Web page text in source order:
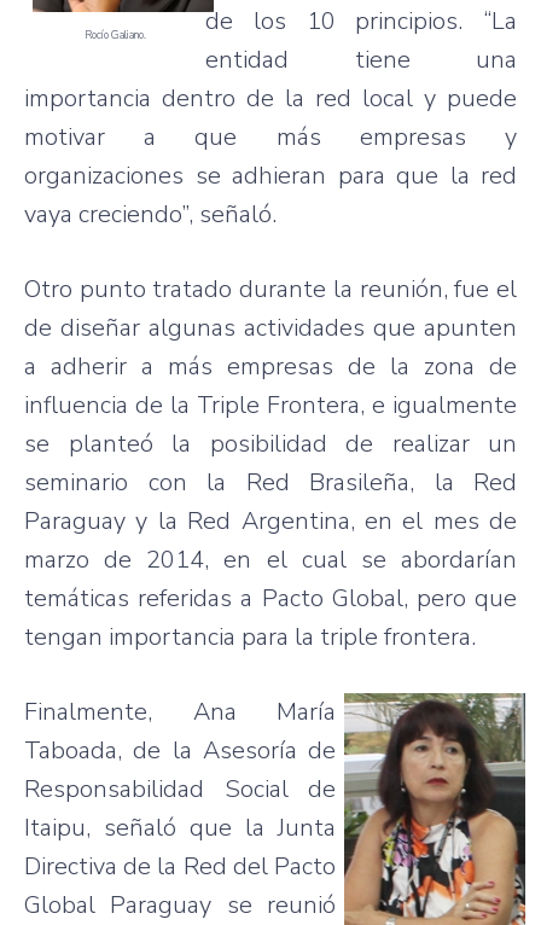
Rocío Galiano.
de los 10 principios. “La
entidad tiene una
importancia dentro de la red local y puede
motivar a que más empresas y
organizaciones se adhieran para que la red
vaya creciendo”, señaló.
Otro punto tratado durante la reunión, fue el
de diseñar algunas actividades que apunten
a adherir a más empresas de la zona de
influencia de la Triple Frontera, e igualmente
se planteó la posibilidad de realizar un
seminario con la Red Brasileña, la Red
Paraguay y la Red Argentina, en el mes de
marzo de 2014, en el cual se abordarían
temáticas referidas a Pacto Global, pero que
tengan importancia para la triple frontera.
Finalmente, Ana María
Taboada, de la Asesoría de
Responsabilidad Social de
Itaipu, señaló que la Junta
Directiva de la Red del Pacto
Global Paraguay se reunió